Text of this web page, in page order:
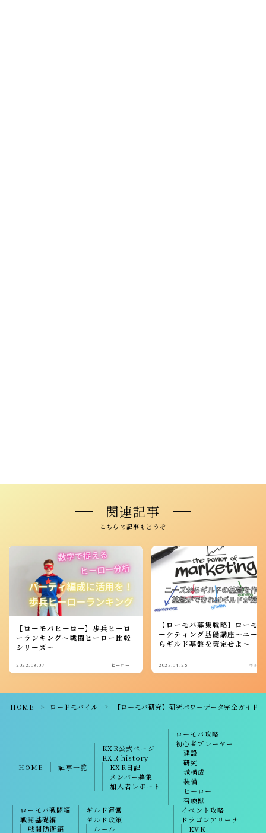
関連記事
こちらの記事もどうぞ
【ローモバヒーロー】歩兵ヒーロ
ーランキング～戦闘ヒーロー比較
シリーズ～
2022.08.07 ヒーロー
【ローモバ募集戦略】ローモ
ーケティング基礎講座～ニー
らギルド基盤を策定せよ～
2023.04.25 ギルド
HOME ＞ ロードモバイル ＞ 【ローモバ研究】研究パワーデータ完全ガイド
HOME 記事一覧
KXR公式ページ
KXR history
KXR日記
メンバー募集
加入者レポート
ローモバ攻略
初心者プレーヤー
建設
研究
城構成
装備
ヒーロー
召喚獣
ローモバ戦闘編
戦闘基礎編
戦闘防衛編
ギルド運営
ギルド政策
ルール
イベント攻略
ドラゴンアリーナ
KVK